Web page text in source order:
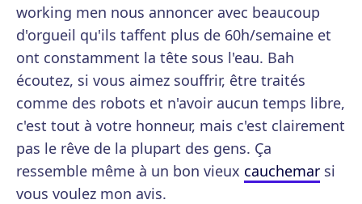
working men nous annoncer avec beaucoup
d'orgueil qu'ils taffent plus de 60h/semaine et
ont constamment la tête sous l'eau. Bah
écoutez, si vous aimez souffrir, être traités
comme des robots et n'avoir aucun temps libre,
c'est tout à votre honneur, mais c'est clairement
pas le rêve de la plupart des gens. Ça
ressemble même à un bon vieux cauchemar si
vous voulez mon avis.